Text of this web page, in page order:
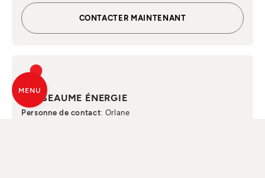
CONTACTER MAINTENANT
JOSSEAUME ÉNERGIE
Personne de contact: Orlane
MENU